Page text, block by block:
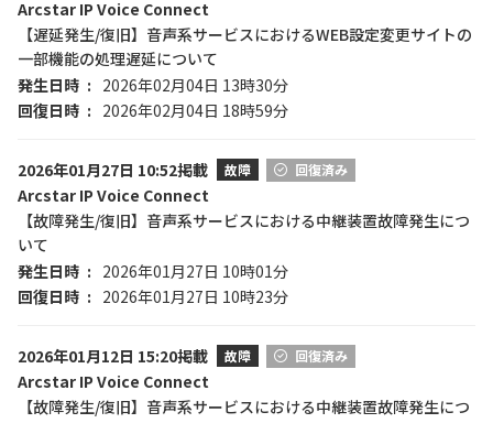
Arcstar IP Voice Connect
【遅延発生/復旧】音声系サービスにおけるWEB設定変更サイトの
一部機能の処理遅延について
発生日時
2026年02月04日 13時30分
回復日時
2026年02月04日 18時59分
2026年01月27日 10:52掲載 故障 回復済み
Arcstar IP Voice Connect
【故障発生/復旧】音声系サービスにおける中継装置故障発生につ
いて
発生日時
2026年01月27日 10時01分
回復日時
2026年01月27日 10時23分
2026年01月12日 15:20掲載 故障 回復済み
Arcstar IP Voice Connect
【故障発生/復旧】音声系サービスにおける中継装置故障発生につ